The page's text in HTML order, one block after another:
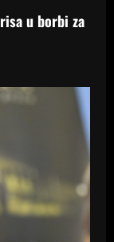
u borbi za